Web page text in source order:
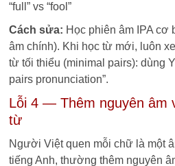
“full” vs “fool”
Cách sửa: Học phiên âm IPA cơ
âm chính). Khi học từ mới, luôn
từ tối thiểu (minimal pairs): dùng
pairs pronunciation”.
Lỗi 4 — Thêm nguyên âm
từ
Người Việt quen mỗi chữ là một
tiếng Anh, thường thêm nguyên